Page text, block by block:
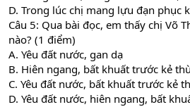
D. Trong lúc chị mang lựu đạn phục
Câu 5: Qua bài đọc, em thấy chị Võ
nào? (1 điểm)
A. Yêu đất nước, gan dạ
B. Hiên ngang, bất khuất trước kẻ thù
C. Yêu đất nước, bất khuất trước kẻ
D. Yêu đất nước, hiên ngang, bất